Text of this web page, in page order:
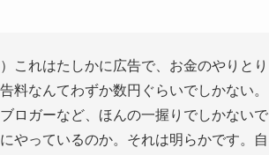
これはたしかに広告で、お金のやりとり
料なんてわずか数円ぐらいでしかない。
ロガーなど、ほんの一握りでしかないで
やっているのか。それは明らかです。自